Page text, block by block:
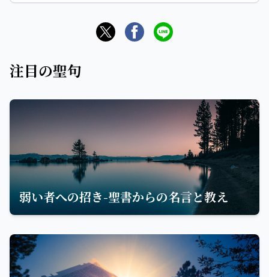
注目の聖句
弱い者への招き-聖書からの名言と教え